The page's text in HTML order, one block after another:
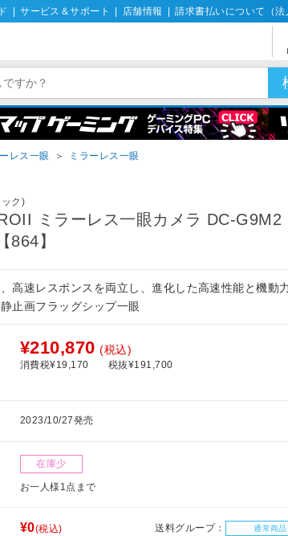
サービス＆サポート 店舗情報 請求書払いについて（法
レス一眼 ＞ ミラーレス一眼
ク)
ミラーレス一眼カメラ DC-G9M2
864】
高速レスポンスを両立し、進化した高速性能と機動
止画フラッグシップ一眼
¥210,870 (税込)
消費税¥19,170 税抜¥191,700
2023/10/27発売
在庫少
お一人様1点まで
¥0(税込) 送料グループ： 通常商品